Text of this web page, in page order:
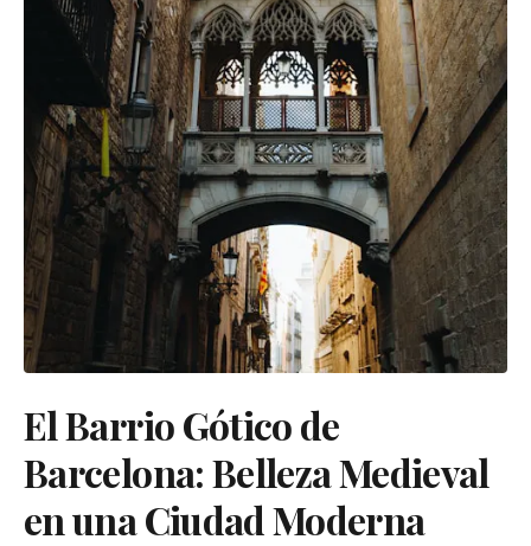
El Barrio Gótico de
Barcelona: Belleza Medieval
en una Ciudad Moderna